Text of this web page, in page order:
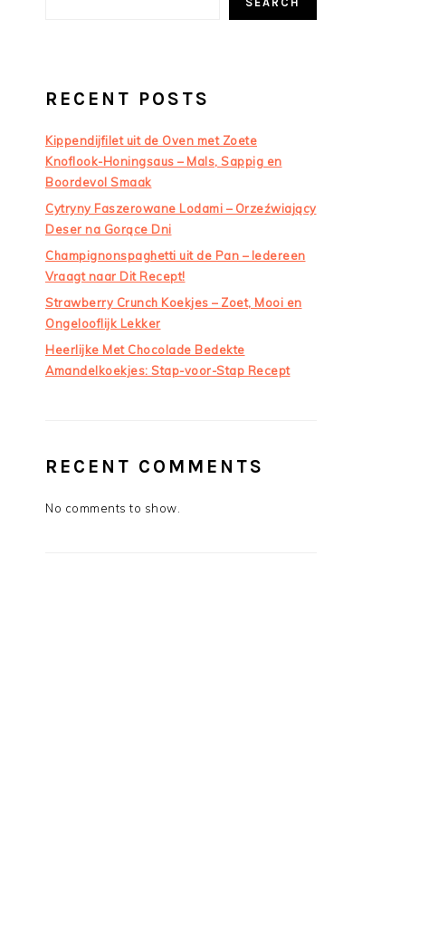
RECENT POSTS
Kippendijfilet uit de Oven met Zoete
Knoflook-Honingsaus – Mals, Sappig en
Boordevol Smaak
Cytryny Faszerowane Lodami – Orzeźwiający
Deser na Gorące Dni
Champignonspaghetti uit de Pan – Iedereen
Vraagt naar Dit Recept!
Strawberry Crunch Koekjes – Zoet, Mooi en
Ongelooflijk Lekker
Heerlijke Met Chocolade Bedekte
Amandelkoekjes: Stap-voor-Stap Recept
RECENT COMMENTS
No comments to show.